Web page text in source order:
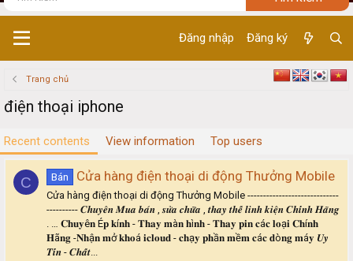
Đăng nhập Đăng ký
Trang chủ
điện thoại iphone
Recent contents View information Top users
C Bán Cửa hàng điện thoại di động Thưởng Mobile
Cửa hàng điện thoại di động Thưởng Mobile -----------------------------
---------- 𝑪𝒉𝒖𝒚𝒆̂𝒏 𝑴𝒖𝒂 𝒃𝒂́𝒏 , 𝒔𝒖̛̉𝒂 𝒄𝒉𝒖̛̃𝒂 , 𝒕𝒉𝒂𝒚 𝒕𝒉𝒆̂́ 𝒍𝒊𝒏𝒉 𝒌𝒊𝒆̣̂𝒏 𝑪𝒉𝒊́𝒏𝒉 𝑯𝒂̃𝒏𝒈
. … 𝐂𝐡𝐮𝐲ê𝐧 É𝐩 𝐤í𝐧𝐡 - 𝐓𝐡𝐚𝐲 𝐦à𝐧 𝐡ì𝐧𝐡 - 𝐓𝐡𝐚𝐲 𝐩𝐢𝐧 𝐜á𝐜 𝐥𝐨ạ𝐢 𝐂𝐡í𝐧𝐡
𝐇ã𝐧𝐠 -𝐍𝐡ậ𝐧 𝐦ở 𝐤𝐡𝐨á 𝐢𝐜𝐥𝐨𝐮𝐝 - 𝐜𝐡ạ𝐲 𝐩𝐡ầ𝐧 𝐦ề𝐦 𝐜á𝐜 𝐝ò𝐧𝐠 𝐦á𝐲 𝑼𝒚
𝑻𝒊́𝒏 - 𝑪𝒉𝒂̂́𝒕...